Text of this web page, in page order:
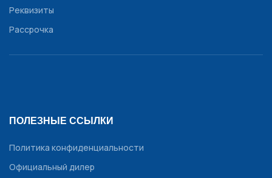
Реквизиты
Рассрочка
ПОЛЕЗНЫЕ ССЫЛКИ
Политика конфиденциальности
Официальный дилер